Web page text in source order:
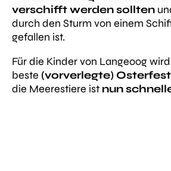
verschifft werden sollten
durch den Sturm von einem
gefallen ist.
Für die Kinder von Langeoog
beste (vorverlegte) Osterfest
die Meerestiere ist nun